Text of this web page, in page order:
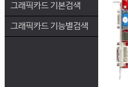
그래픽카드 기본검색
그래픽카드 기능별검색